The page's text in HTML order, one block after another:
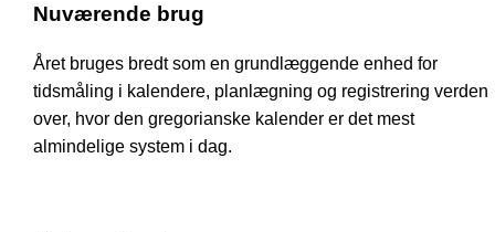
Nuværende brug
Året bruges bredt som en grundlæggende enhed for
tidsmåling i kalendere, planlægning og registrering verden
over, hvor den gregorianske kalender er det mest
almindelige system i dag.